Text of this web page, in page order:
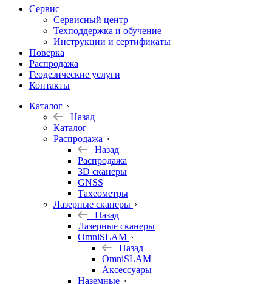
Софт
Георадары
Акции
Гидрография
Подбор
оборудования
по задачам
Архив
Геодезическое
оборудование
Сервис
Сервисный центр
Техподдержка и обучение
Инструкции и сертификаты
Поверка
Распродажа
Геодезические услуги
Контакты
Каталог
Назад
Каталог
Распродажа
Назад
Распродажа
3D сканеры
GNSS
Тахеометры
Лазерные сканеры
Назад
Лазерные сканеры
OmniSLAM
Назад
OmniSLAM
Аксессуары
Наземные